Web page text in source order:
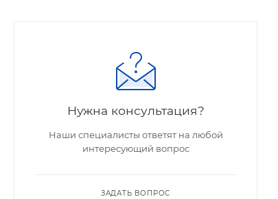
Нужна консультация?
Наши специалисты ответят на любой
интересующий вопрос
ЗАДАТЬ ВОПРОС